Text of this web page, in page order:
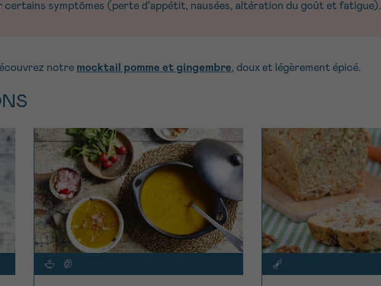
certains symptômes (perte d’appétit, nausées, altération du goût et fatigue).
notre mocktail pomme et gingembre, doux et légèrement épicé.